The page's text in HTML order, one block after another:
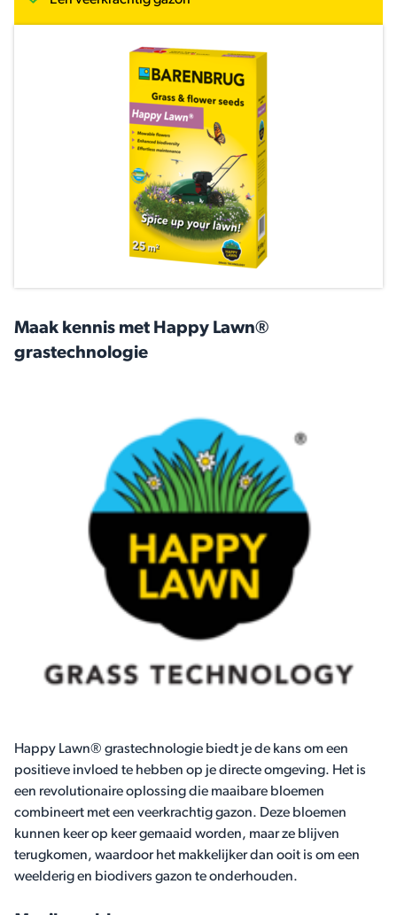
Maak kennis met Happy Lawn®
grastechnologie
Happy Lawn® grastechnologie biedt je de kans om een
positieve invloed te hebben op je directe omgeving. Het is
een revolutionaire oplossing die maaibare bloemen
combineert met een veerkrachtig gazon. Deze bloemen
kunnen keer op keer gemaaid worden, maar ze blijven
terugkomen, waardoor het makkelijker dan ooit is om een
weelderig en biodivers gazon te onderhouden.